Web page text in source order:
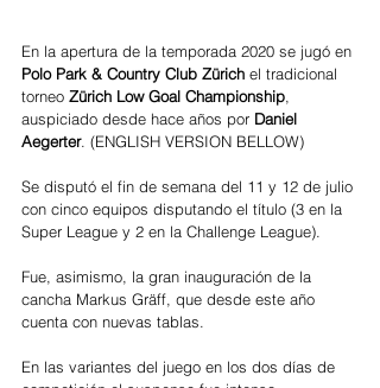
En la apertura de la temporada 2020 se jugó en
Polo Park & Country Club Zürich el tradicional
torneo Zürich Low Goal Championship,
auspiciado desde hace años por Daniel
Aegerter. (ENGLISH VERSION BELLOW)
Se disputó el fin de semana del 11 y 12 de julio
con cinco equipos disputando el título (3 en la
Super League y 2 en la Challenge League).
Fue, asimismo, la gran inauguración de la
cancha Markus Gräff, que desde este año
cuenta con nuevas tablas.
En las variantes del juego en los dos días de